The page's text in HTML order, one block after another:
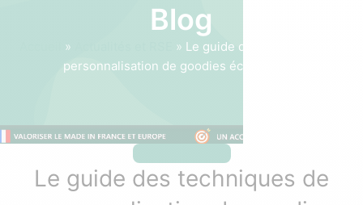
Blog
» » Le guide des techniques de
personnalisation de goodies écologiques
Le guide des techniques de